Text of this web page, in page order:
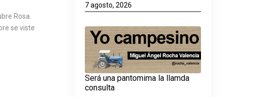
Rosa.
se viste
7 agosto, 2026
Será una pantomima la llamda
consulta